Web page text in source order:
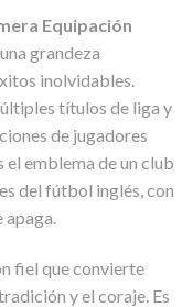
Equipación
grandeza
inolvidables.
títulos de liga y
de jugadores
el emblema de un club
del fútbol inglés, con
apaga.
fiel que convierte
y el coraje. Es